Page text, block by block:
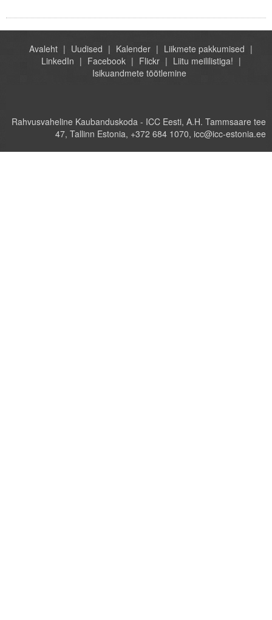
Avaleht Uudised Kalender
Liikmete pakkumised
LinkedIn
Facebook Flickr
Liitu meililistiga!
Isikuandmete töötlemine
Rahvusvaheline Kaubanduskoda - ICC Eesti, A.H. Tammsaare tee
47, Tallinn Estonia, +372 684 1070, icc@icc-estonia.ee